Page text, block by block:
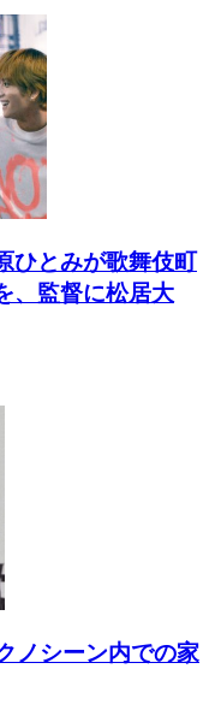
ひとみが歌舞伎町
、監督に松居大
ノシーン内での家